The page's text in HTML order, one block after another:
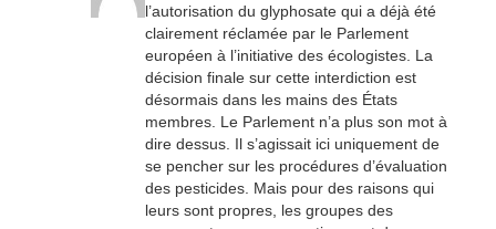
l’autorisation du glyphosate qui a déjà été
clairement réclamée par le Parlement
européen à l’initiative des écologistes. La
décision finale sur cette interdiction est
désormais dans les mains des États
membres. Le Parlement n’a plus son mot à
dire dessus. Il s’agissait ici uniquement de
se pencher sur les procédures d’évaluation
des pesticides. Mais pour des raisons qui
leurs sont propres, les groupes des